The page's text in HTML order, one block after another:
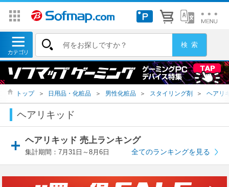
トップ ＞ 日用品・化粧品 ＞ 男性化粧品 ＞ スタイリング剤 ＞ ヘアリ
ヘアリキッド
ヘアリキッド 売上ランキング
集計期間：7月31日～8月6日 全てのランキングを見る